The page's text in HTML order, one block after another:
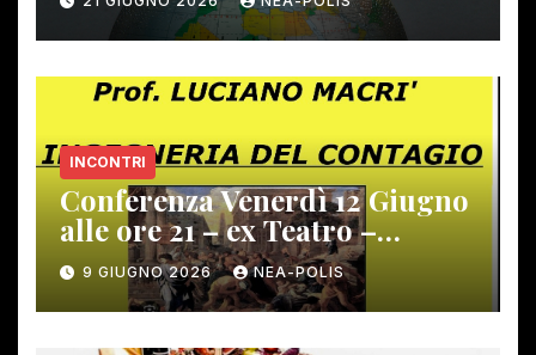
INCONTRI
Conferenza Venerdì 12 Giugno
alle ore 21 – ex Teatro –
Gambassi Terme –
9 GIUGNO 2026 NEA-POLIS